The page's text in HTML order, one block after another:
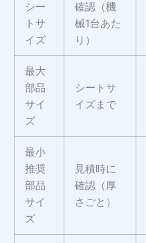
シー
トサ
イズ
確認（機
械1台あた
り）
最大
部品
サイ
ズ
シートサ
イズまで
最小
推奨
部品
サイ
ズ
見積時に
確認（厚
さごと）